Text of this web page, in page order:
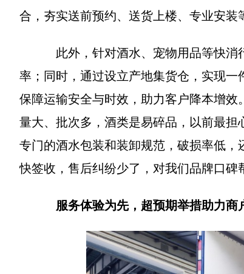
合，夯实送前预约、送货上楼、专业安装
此外，针对酒水、宠物用品等快消行
率；同时，通过设立产地集货仓，实现一
保障运输安全与时效，助力客户降本增
量大、批次多，酒类是易碎品，以前最担
专门的酒水包装和装卸规范，破损率低
快签收，售后纠纷少了，对我们品牌口碑
服务体验为先，超预期举措助力商